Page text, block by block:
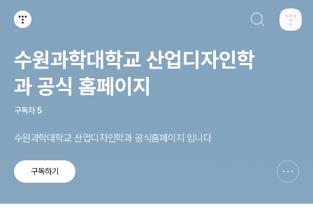
수원과학대학교 산업디자인학
과 공식 홈페이지
구독자 5
수원과학대학교 산업디자인학과 공식홈페이지 입니다
구독하기